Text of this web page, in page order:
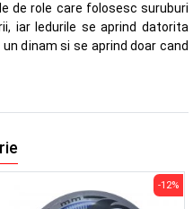
de role care folosesc suruburi
iar ledurile se aprind datorita
dinam si se aprind doar cand
-12%